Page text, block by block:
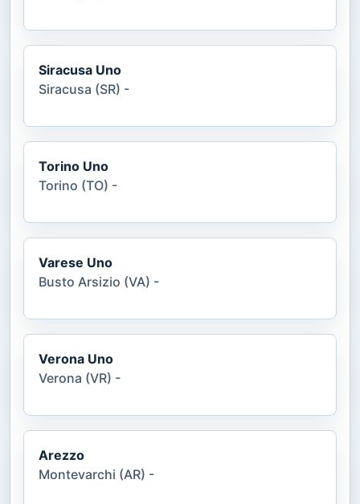
Siracusa Uno
Siracusa (SR) -
Torino Uno
Torino (TO) -
Varese Uno
Busto Arsizio (VA) -
Verona Uno
Verona (VR) -
Arezzo
Montevarchi (AR) -